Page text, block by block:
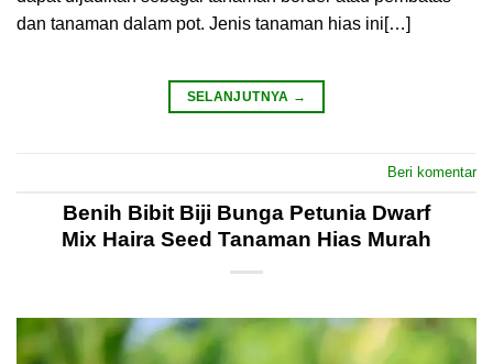
dan tanaman dalam pot. Jenis tanaman hias ini[…]
SELANJUTNYA →
Beri komentar
Benih Bibit Biji Bunga Petunia Dwarf
Mix Haira Seed Tanaman Hias Murah